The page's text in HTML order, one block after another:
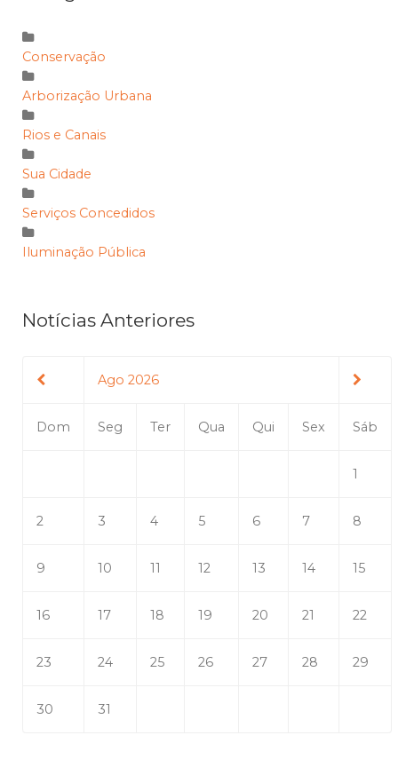
Conservação
Arborização Urbana
Rios e Canais
Sua Cidade
Serviços Concedidos
Iluminação Pública
Notícias Anteriores
Ago 2026
Dom Seg Ter Qua Qui Sex Sáb
1
2 3 4 5 6 7 8
9 10 11 12 13 14 15
16 17 18 19 20 21 22
23 24 25 26 27 28 29
30 31